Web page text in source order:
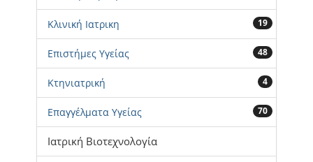
Κλινική Ιατρικη 19
Επιστήμες Υγείας 48
Κτηνιατρική 4
Επαγγέλματα Υγείας 70
Ιατρική Βιοτεχνολογία